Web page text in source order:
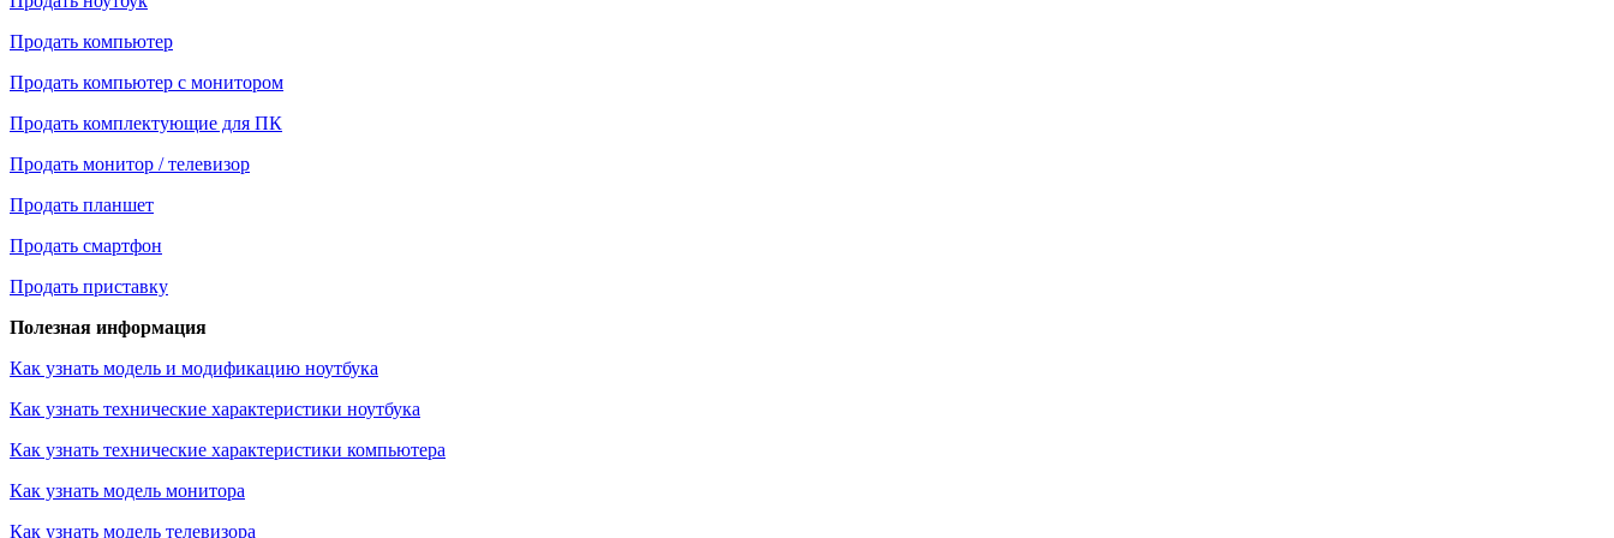
Продать компьютер
Продать компьютер с монитором
Продать комплектующие для ПК
Продать монитор / телевизор
Продать планшет
Продать смартфон
Продать приставку
Полезная информация
Как узнать модель и модификацию ноутбука
Как узнать технические характеристики ноутбука
Как узнать технические характеристики компьютера
Как узнать модель монитора
Как узнать модель телевизора